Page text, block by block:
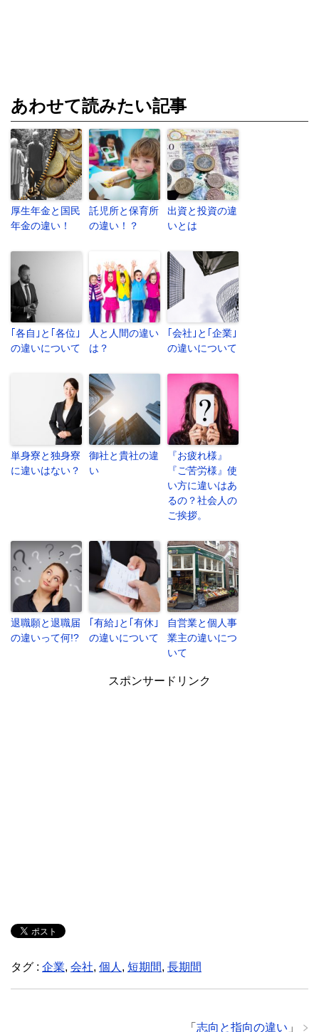
あわせて読みたい記事
厚生年金と国民
年金の違い！
託児所と保育所
の違い！？
出資と投資の違
いとは
｢各自｣と｢各位｣
の違いについて
人と人間の違い
は？
｢会社｣と｢企業｣
の違いについて
単身寮と独身寮
に違いはない？
御社と貴社の違
い
『お疲れ様』
『ご苦労様』使
い方に違いはあ
るの？社会人の
ご挨拶。
退職願と退職届
の違いって何!?
｢有給｣と｢有休｣
の違いについて
自営業と個人事
業主の違いにつ
いて
スポンサードリンク
タグ : 企業, 会社, 個人 , 短期間, 長期間
「 志向と指向の違い 」